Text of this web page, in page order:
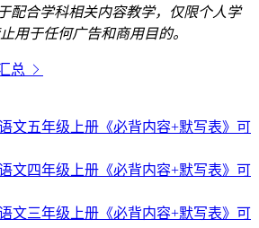
配合学科相关内容教学，仅限个人学
用于任何广告和商用目的。
总
文五年级上册《必背内容+默写表》可
文四年级上册《必背内容+默写表》可
文三年级上册《必背内容+默写表》可